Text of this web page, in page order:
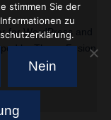
forWordPress
and
byThemeFusion
stimmen Sie der
zu
Nein